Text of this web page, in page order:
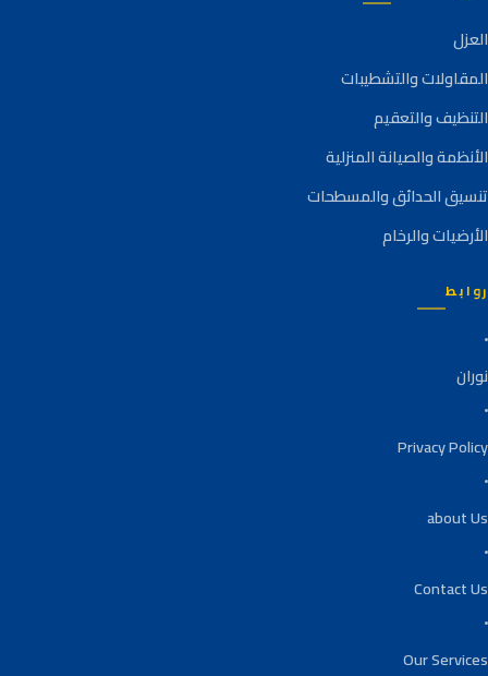
العزل
المقاولات والتشطيبات
التنظيف والتعقيم
الأنظمة والصيانة المنزلية
تنسيق الحدائق والمسطحات
الأرضيات والرخام
روابط
نوران
Privacy Policy
about Us
Contact Us
Our Services